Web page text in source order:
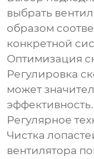
выбрать
образом
конкретной
Оптимизация
Регулировка
может
эффективность.
Регулярное
Чистка
вентилятора